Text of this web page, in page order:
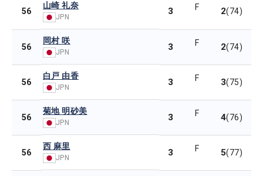
56
山崎 礼奈
JPN
3 F 2(74)
56
岡村 咲
JPN 3 F 2(74)
56
白戸 由香
JPN 3 F 3(75)
56
菊地 明砂美
JPN 3 F 4(76)
56
西 麻里
JPN 3 F 5(77)